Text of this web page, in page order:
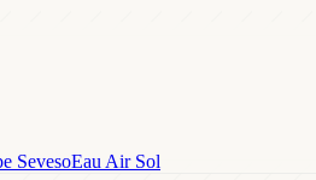
SevesoEau Air Sol